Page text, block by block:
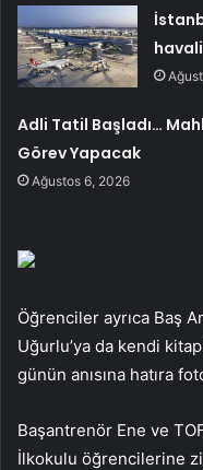
Adli Tatil Başladı…
Görev Yapacak
Ağustos 6, 2026
Öğrenciler ayrıca Baş
Uğurlu’ya da kendi
günün anısına hatıra
Başantrenör Ene ve
İlkokulu öğrencilerine